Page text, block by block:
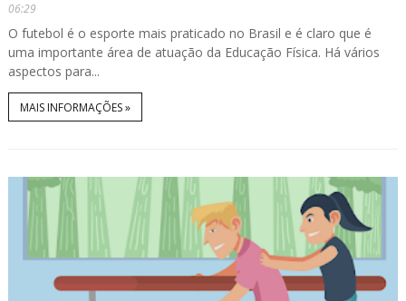
06:29
O futebol é o esporte mais praticado no Brasil e é claro que é
uma importante área de atuação da Educação Física. Há vários
aspectos para...
MAIS INFORMAÇÕES »